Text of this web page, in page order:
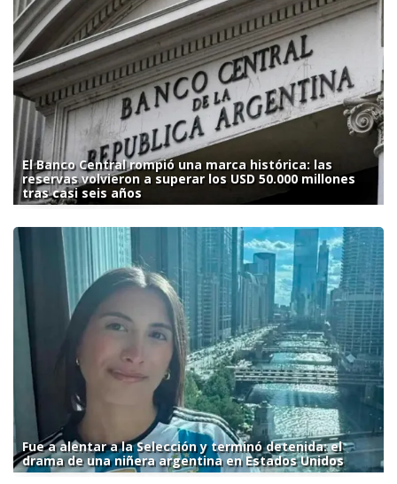
El Banco Central rompió una marca histórica: las
reservas volvieron a superar los USD 50.000 millones
tras casi seis años
Fue a alentar a la Selección y terminó detenida: el
drama de una niñera argentina en Estados Unidos